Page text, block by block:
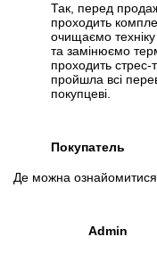
Так, перед
проходить
очищаємо техніку
та замінюємо
проходить стрес-
пройшла всі
покупцеві.
Покупатель
Де можна
Admin